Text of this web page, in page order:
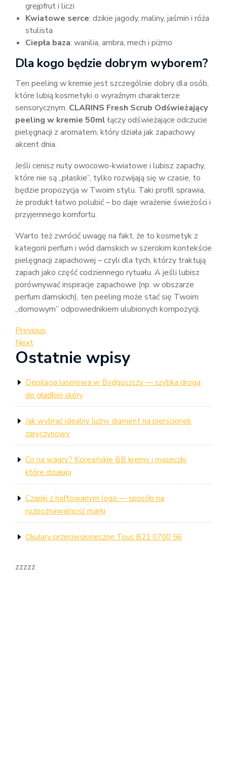
grejpfrut i liczi
Kwiatowe serce: dzikie jagody, maliny, jaśmin i róża
stulista
Ciepła baza: wanilia, ambra, mech i piżmo
Dla kogo będzie dobrym wyborem?
Ten peeling w kremie jest szczególnie dobry dla osób,
które lubią kosmetyki o wyraźnym charakterze
sensorycznym. CLARINS Fresh Scrub Odświeżający
peeling w kremie 50ml łączy odświeżające odczucie
pielęgnacji z aromatem, który działa jak zapachowy
akcent dnia.
Jeśli cenisz nuty owocowo-kwiatowe i lubisz zapachy,
które nie są „płaskie”, tylko rozwijają się w czasie, to
będzie propozycja w Twoim stylu. Taki profil sprawia,
że produkt łatwo polubić – bo daje wrażenie świeżości i
przyjemnego komfortu.
Warto też zwrócić uwagę na fakt, że to kosmetyk z
kategorii perfum i wód damskich w szerokim kontekście
pielęgnacji zapachowej – czyli dla tych, którzy traktują
zapach jako część codziennego rytuału. A jeśli lubisz
porównywać inspiracje zapachowe (np. w obszarze
perfum damskich), ten peeling może stać się Twoim
„domowym” odpowiednikiem ulubionych kompozycji.
Nawigacja
wpisu
Previous
Post
Previous
Next
Post
Next
Ostatnie wpisy
Depilacja laserowa w Bydgoszczy — szybka droga
do gładkiej skóry
Jak wybrać idealny luźny diament na pierścionek
zaręczynowy
Co na wagry? Koreańskie BB kremy i maseczki,
które działają
Czapki z haftowanym logo — sposób na
rozpoznawalność marki
Okulary przeciwsłoneczne Tous B21 0700 56
zzzzz